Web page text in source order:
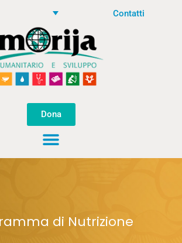
Contatti
Dona
di Nutrizione